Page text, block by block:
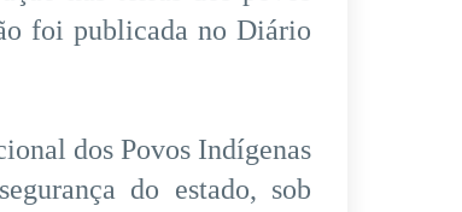
foi publicada no Diário
dos Povos Indígenas
do estado, sob